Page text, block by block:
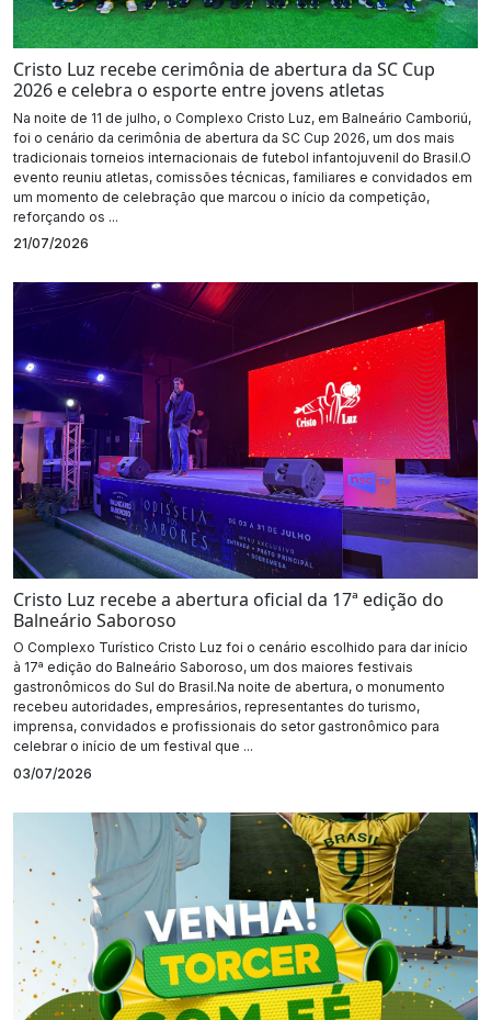
Cristo Luz recebe cerimônia de abertura da SC Cup
2026 e celebra o esporte entre jovens atletas
Na noite de 11 de julho, o Complexo Cristo Luz, em Balneário Camboriú,
foi o cenário da cerimônia de abertura da SC Cup 2026, um dos mais
tradicionais torneios internacionais de futebol infantojuvenil do Brasil.O
evento reuniu atletas, comissões técnicas, familiares e convidados em
um momento de celebração que marcou o início da competição,
reforçando os ...
21/07/2026
Cristo Luz recebe a abertura oficial da 17ª edição do
Balneário Saboroso
O Complexo Turístico Cristo Luz foi o cenário escolhido para dar início
à 17ª edição do Balneário Saboroso, um dos maiores festivais
gastronômicos do Sul do Brasil.Na noite de abertura, o monumento
recebeu autoridades, empresários, representantes do turismo,
imprensa, convidados e profissionais do setor gastronômico para
celebrar o início de um festival que ...
03/07/2026